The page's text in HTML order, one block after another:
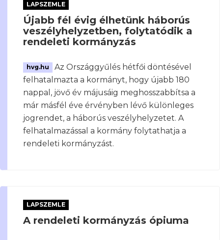
LAPSZEMLE
Újabb fél évig élhetünk háborús
veszélyhelyzetben, folytatódik a
rendeleti kormányzás
hvg.hu
Az Országgyűlés hétfői döntésével
felhatalmazta a kormányt, hogy újabb 180
nappal, jövő év májusáig meghosszabbítsa a
már másfél éve érvényben lévő különleges
jogrendet, a háborús veszélyhelyzetet. A
felhatalmazással a kormány folytathatja a
rendeleti kormányzást.
LAPSZEMLE
A rendeleti kormányzás ópiuma